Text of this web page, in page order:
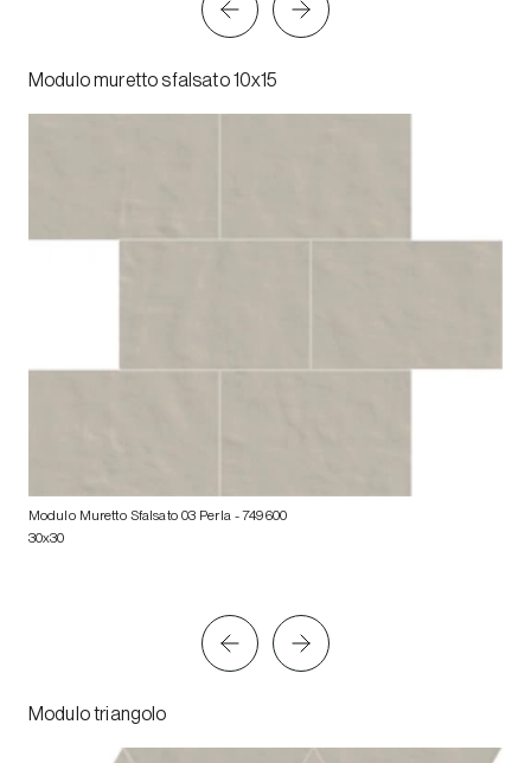
Modulo muretto sfalsato 10x15
Modulo Muretto Sfalsato 03 Perla - 749600
30x30
Modulo triangolo